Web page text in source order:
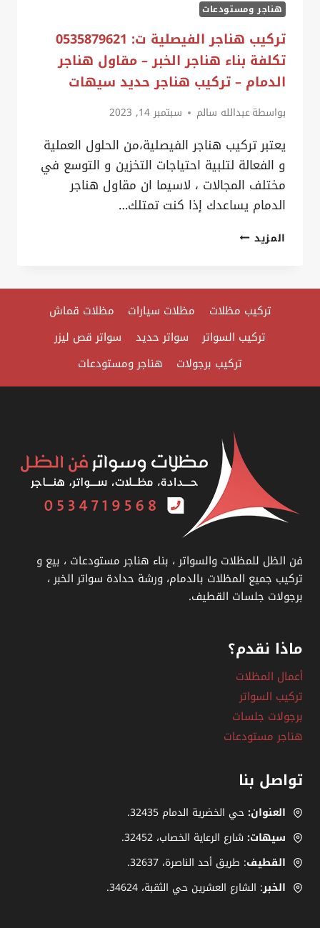
هناجر ومستودعات
تركيب هناجر الفيصلية ت: 0535879621
تكلفة بناء هناجر الخبر – مقاول هناجر
الدمام – تركيب هناجر حديد سيهات
بواسطةعبدالله سالم سبتمبر 14, 2023
يعتبر تركيب هناجر الفيصلية،من الحلول العملية
و الفعالة لتلبية احتياجات التخزين و التوسع في
مختلف المجالات ، لاسيما ان مقاول هناجر
الدمام يساعدك إذا كنت تمتلك…
المزيدتركيب
0535879621
تكلفة
بناء
هناجر
مقاول
هناجر
الدمام
تركيب
حديد
سيهات
تركيب مظلات مظلات سيارات
مظلات قماش
تركيب السواتر
سواتر حديد
سواتر قص ليزر
تركيب برجولات
هناجر ومستودعات
فن الظل للمظلات والسواتر ، بناء هناجر مستودعات ، بيع و
تركيب جميع المظلات بالدمام، ورشة حدادة سواتر الخبر ،
برجولات جلسات القطيف.
ماذا نقدم؟
أعمال المظلات
تركيب السواتر
برجولات جلسات
هناجر مستودعات
تواصل بنا
العنوان:حي الخضرية الدمام 32435.
سيهات: شارع الرعاية الخصاب، ‎.32452
القطيف: طريق أحد الناصرة، ‎32637.
الخبر: الشارع العشرين حي الثقبة، 34624.